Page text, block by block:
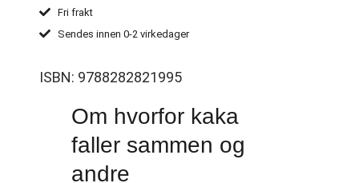
Fri frakt
Sendes innen 0-2 virkedager
ISBN: 9788282821995
Om hvorfor kaka
faller sammen og
andre